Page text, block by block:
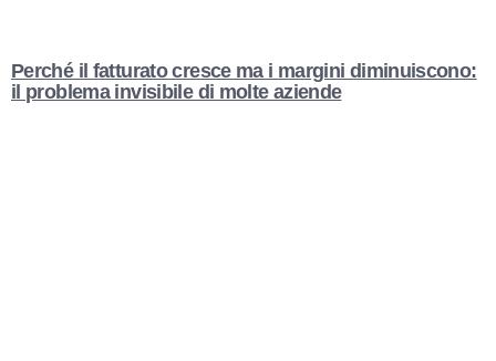
Perché il fatturato cresce ma i margini diminuiscono:
il problema invisibile di molte aziende